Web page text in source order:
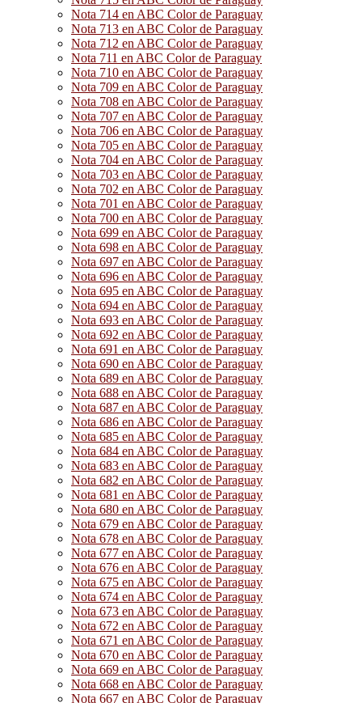
Nota 714 en ABC Color de Paraguay
Nota 713 en ABC Color de Paraguay
Nota 712 en ABC Color de Paraguay
Nota 711 en ABC Color de Paraguay
Nota 710 en ABC Color de Paraguay
Nota 709 en ABC Color de Paraguay
Nota 708 en ABC Color de Paraguay
Nota 707 en ABC Color de Paraguay
Nota 706 en ABC Color de Paraguay
Nota 705 en ABC Color de Paraguay
Nota 704 en ABC Color de Paraguay
Nota 703 en ABC Color de Paraguay
Nota 702 en ABC Color de Paraguay
Nota 701 en ABC Color de Paraguay
Nota 700 en ABC Color de Paraguay
Nota 699 en ABC Color de Paraguay
Nota 698 en ABC Color de Paraguay
Nota 697 en ABC Color de Paraguay
Nota 696 en ABC Color de Paraguay
Nota 695 en ABC Color de Paraguay
Nota 694 en ABC Color de Paraguay
Nota 693 en ABC Color de Paraguay
Nota 692 en ABC Color de Paraguay
Nota 691 en ABC Color de Paraguay
Nota 690 en ABC Color de Paraguay
Nota 689 en ABC Color de Paraguay
Nota 688 en ABC Color de Paraguay
Nota 687 en ABC Color de Paraguay
Nota 686 en ABC Color de Paraguay
Nota 685 en ABC Color de Paraguay
Nota 684 en ABC Color de Paraguay
Nota 683 en ABC Color de Paraguay
Nota 682 en ABC Color de Paraguay
Nota 681 en ABC Color de Paraguay
Nota 680 en ABC Color de Paraguay
Nota 679 en ABC Color de Paraguay
Nota 678 en ABC Color de Paraguay
Nota 677 en ABC Color de Paraguay
Nota 676 en ABC Color de Paraguay
Nota 675 en ABC Color de Paraguay
Nota 674 en ABC Color de Paraguay
Nota 673 en ABC Color de Paraguay
Nota 672 en ABC Color de Paraguay
Nota 671 en ABC Color de Paraguay
Nota 670 en ABC Color de Paraguay
Nota 669 en ABC Color de Paraguay
Nota 668 en ABC Color de Paraguay
Nota 667 en ABC Color de Paraguay